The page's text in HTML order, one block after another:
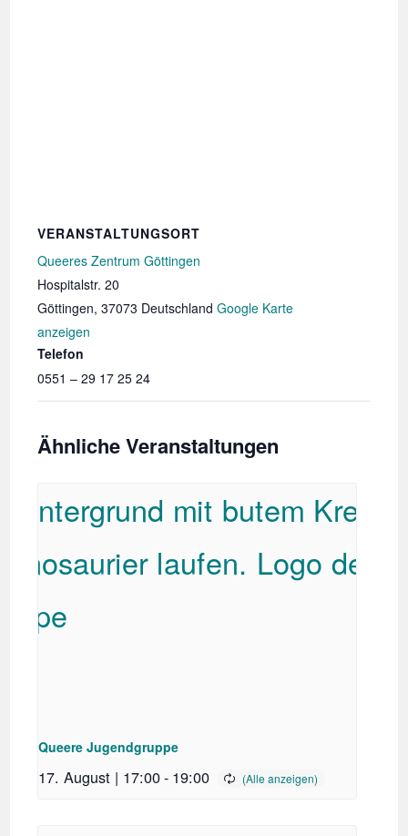
VERANSTALTUNGSORT
Queeres Zentrum Göttingen
Hospitalstr. 20
Göttingen, 37073 Deutschland Google Karte
anzeigen
Telefon
0551 – 29 17 25 24
Ähnliche Veranstaltungen
Queere Jugendgruppe
17. August | 17:00- 19:00